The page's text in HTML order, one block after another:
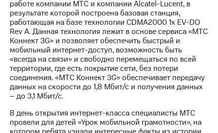
Контакты
Новости
в
регионе
и акционерам
Корпоративное
управление
Корпоративный
секретарь
Раскрытие
информации
работе компании МТС и компании Alcatel-Lucent, в
результате которой построена базовая станция,
работающая на базе технологии CDMA2000 1x EV-DO
Rev A. Данная технология лежит в основе сервиса «МТС
Коннект 3G» и позволяет обеспечить быстрый и
мобильный интернет-доступ, возможность быть
«всегда на связи» и свободно перемещаться по всей
территории, где есть покрытие сети, без потери
соединения. «МТС Коннект 3G» обеспечивает передачу
данных на скорости до 1,8 Мбит/с и получения данных
– до 3,1 Мбит/с.
В день открытия интернет-класса специалисты МТС
провели для детей «Урок мобильной грамотности», на